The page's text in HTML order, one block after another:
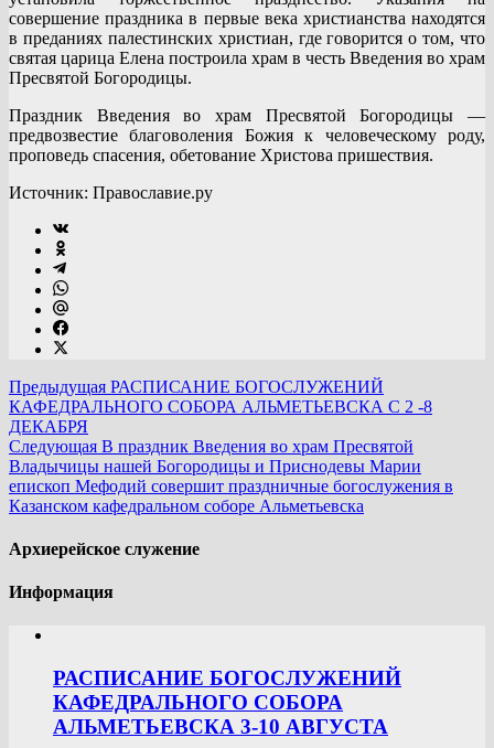
совершение праздника в первые века христианства находятся
в преданиях палестинских христиан, где говорится о том, что
святая царица Елена построила храм в честь Введения во храм
Пресвятой Богородицы.
Праздник Введения во храм Пресвятой Богородицы —
предвозвестие благоволения Божия к человеческому роду,
проповедь спасения, обетование Христова пришествия.
Источник: Православие.ру
Предыдущая РАСПИСАНИЕ БОГОСЛУЖЕНИЙ
КАФЕДРАЛЬНОГО СОБОРА АЛЬМЕТЬЕВСКА С 2 -8
ДЕКАБРЯ
Следующая В праздник Введения во храм Пресвятой
Владычицы нашей Богородицы и Приснодевы Марии
епископ Мефодий совершит праздничные богослужения в
Казанском кафедральном соборе Альметьевска
Архиерейское служение
Информация
РАСПИСАНИЕ БОГОСЛУЖЕНИЙ
КАФЕДРАЛЬНОГО СОБОРА
АЛЬМЕТЬЕВСКА 3-10 АВГУСТА